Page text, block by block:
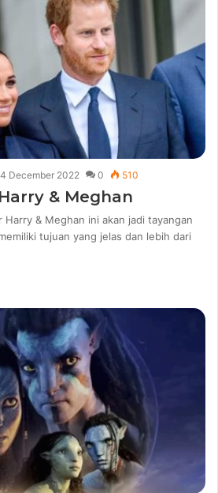
December 2022 0 510
& Meghan
& Meghan ini akan jadi tayangan
tujuan yang jelas dan lebih dari